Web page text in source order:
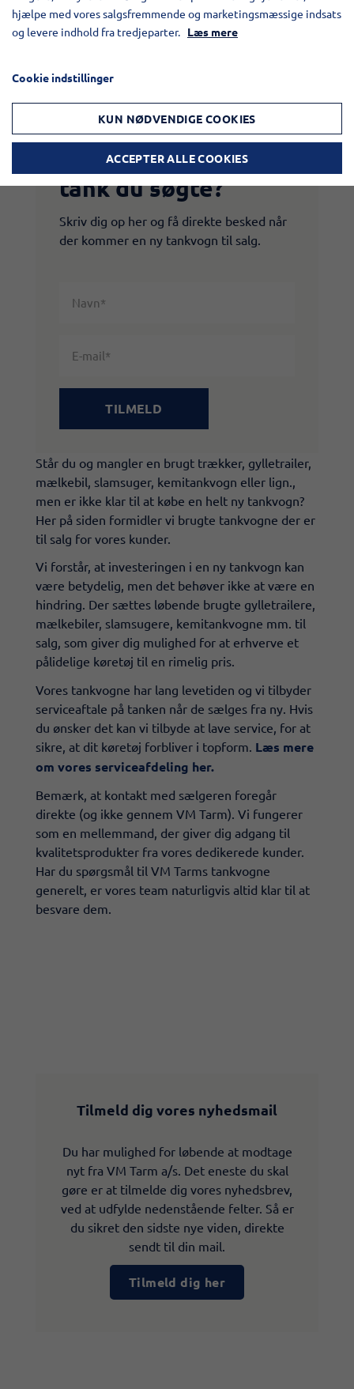
Brugt gylletrailer til salg
Fandt du ikke den
tank du søgte?
Skriv dig op her og få direkte besked når
der kommer en ny tankvogn til salg.
Står du og mangler en brugt trækker, gylletrailer,
mælkebil, slamsuger, kemitankvogn eller lign.,
men er ikke klar til at købe en helt ny tankvogn?
Her på siden formidler vi brugte tankvogne der er
til salg for vores kunder.
Vi forstår, at investeringen i en ny tankvogn kan
være betydelig, men det behøver ikke at være en
hindring. Der sættes løbende brugte gylletrailere,
mælkebiler, slamsugere, kemitankvogne mm. til
salg, som giver dig mulighed for at erhverve et
pålidelige køretøj til en rimelig pris.
Vores tankvogne har lang levetiden og vi tilbyder
serviceaftale på tanken når de sælges fra ny. Hvis
du ønsker det kan vi tilbyde at lave service, for at
sikre, at dit køretøj forbliver i topform. Læs mere
om vores serviceafdeling her.
Bemærk, at kontakt med sælgeren foregår
direkte (og ikke gennem VM Tarm). Vi fungerer
som en mellemmand, der giver dig adgang til
kvalitetsprodukter fra vores dedikerede kunder.
Har du spørgsmål til VM Tarms tankvogne
generelt, er vores team naturligvis altid klar til at
besvare dem.
Tilmeld dig vores nyhedsmail
Du har mulighed for løbende at modtage
nyt fra VM Tarm a/s. Det eneste du skal
gøre er at tilmelde dig vores nyhedsbrev,
ved at udfylde nedenstående felter. Så er
du sikret den sidste nye viden, direkte
sendt til din mail.
Tilmeld dig her
hjælpe med vores salgsfremmende og marketingsmæssige indsats
og levere indhold fra tredjeparter. Læs mere
Cookie indstillinger
KUN NØDVENDIGE COOKIES
ACCEPTER ALLE COOKIES